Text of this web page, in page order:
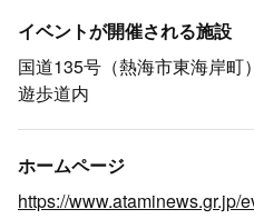
イベントが開催される施設
国道135号（熱海市東海岸
遊歩道内
ホームページ
https://www.ataminews.gr.jp/